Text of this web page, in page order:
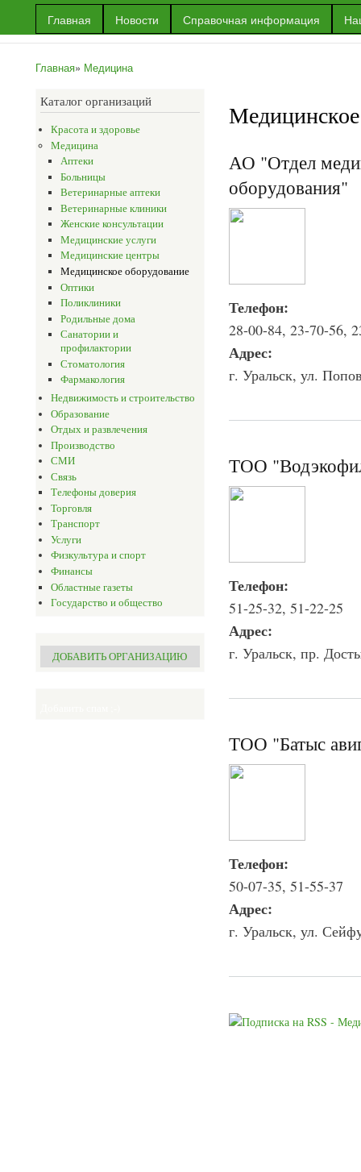
Главная Новости Справочная информация
Информационный
портал г.Уральска
Информация
и многое
Главная» Медицина
Каталог организаций
Красота и здоровье
Медицина
Аптеки
Больницы
Ветеринарные аптеки
Ветеринарные клиники
Женские консультации
Медицинские услуги
Медицинские центры
Медицинское оборудование
Оптики
Поликлиники
Родильные дома
Санатории и
профилактории
Стоматология
Фармакология
Недвижимость и строительство
Образование
Отдых и развлечения
Производство
СМИ
Связь
Телефоны доверия
Торговля
Транспорт
Услуги
Физкультура и спорт
Финансы
Областные газеты
Государство и общество
ДОБАВИТЬ ОРГАНИЗАЦИЮ
АО "Отдел
оборудования"
Телефон:
28-00-84, 23-70-56,
Адрес:
г. Уральск, ул.
ТОО
Телефон:
51-25-32, 51-22-25
Адрес:
г. Уральск, пр.
ТОО "Батыс
Телефон:
50-07-35, 51-55-37
Адрес:
г. Уральск, ул.